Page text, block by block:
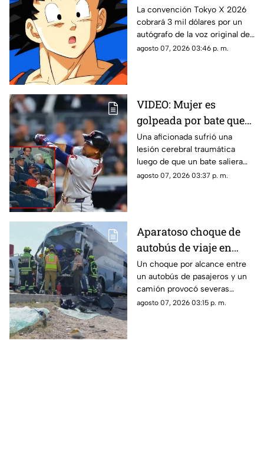
cobra quien da voz a
Goku e indigna a los
fans
La convención Tokyo X 2026
cobrará 3 mil dólares por un
autógrafo de la voz original de
Goku en Dragon Ball. Fans
agosto 07, 2026 03:46 p. m.
VIDEO: Mujer es
golpeada por bate que
salió volando en
partido de los Yankees;
los demandó por 10
millones de dólares
Una aficionada sufrió una
lesión cerebral traumática
luego de que un bate saliera
disparado hacia las gradas en
agosto 07, 2026 03:37 p. m.
Aparatoso choque de
autobús de viaje en
carretera deja un
conductor prensado y
dos heridos
Un choque por alcance entre
un autobús de pasajeros y un
camión provocó severas
afectaciones viales. El
agosto 07, 2026 03:15 p. m.